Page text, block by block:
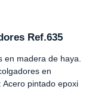
Ref.635
en madera de haya.
en
pintado epoxi